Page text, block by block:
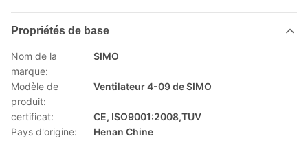
Propriétés de base
Nom de la
marque:
SIMO
Modèle de
produit:
Ventilateur 4-09 de SIMO
certificat:
CE, ISO9001:2008,TUV
Pays d'origine:
Henan Chine